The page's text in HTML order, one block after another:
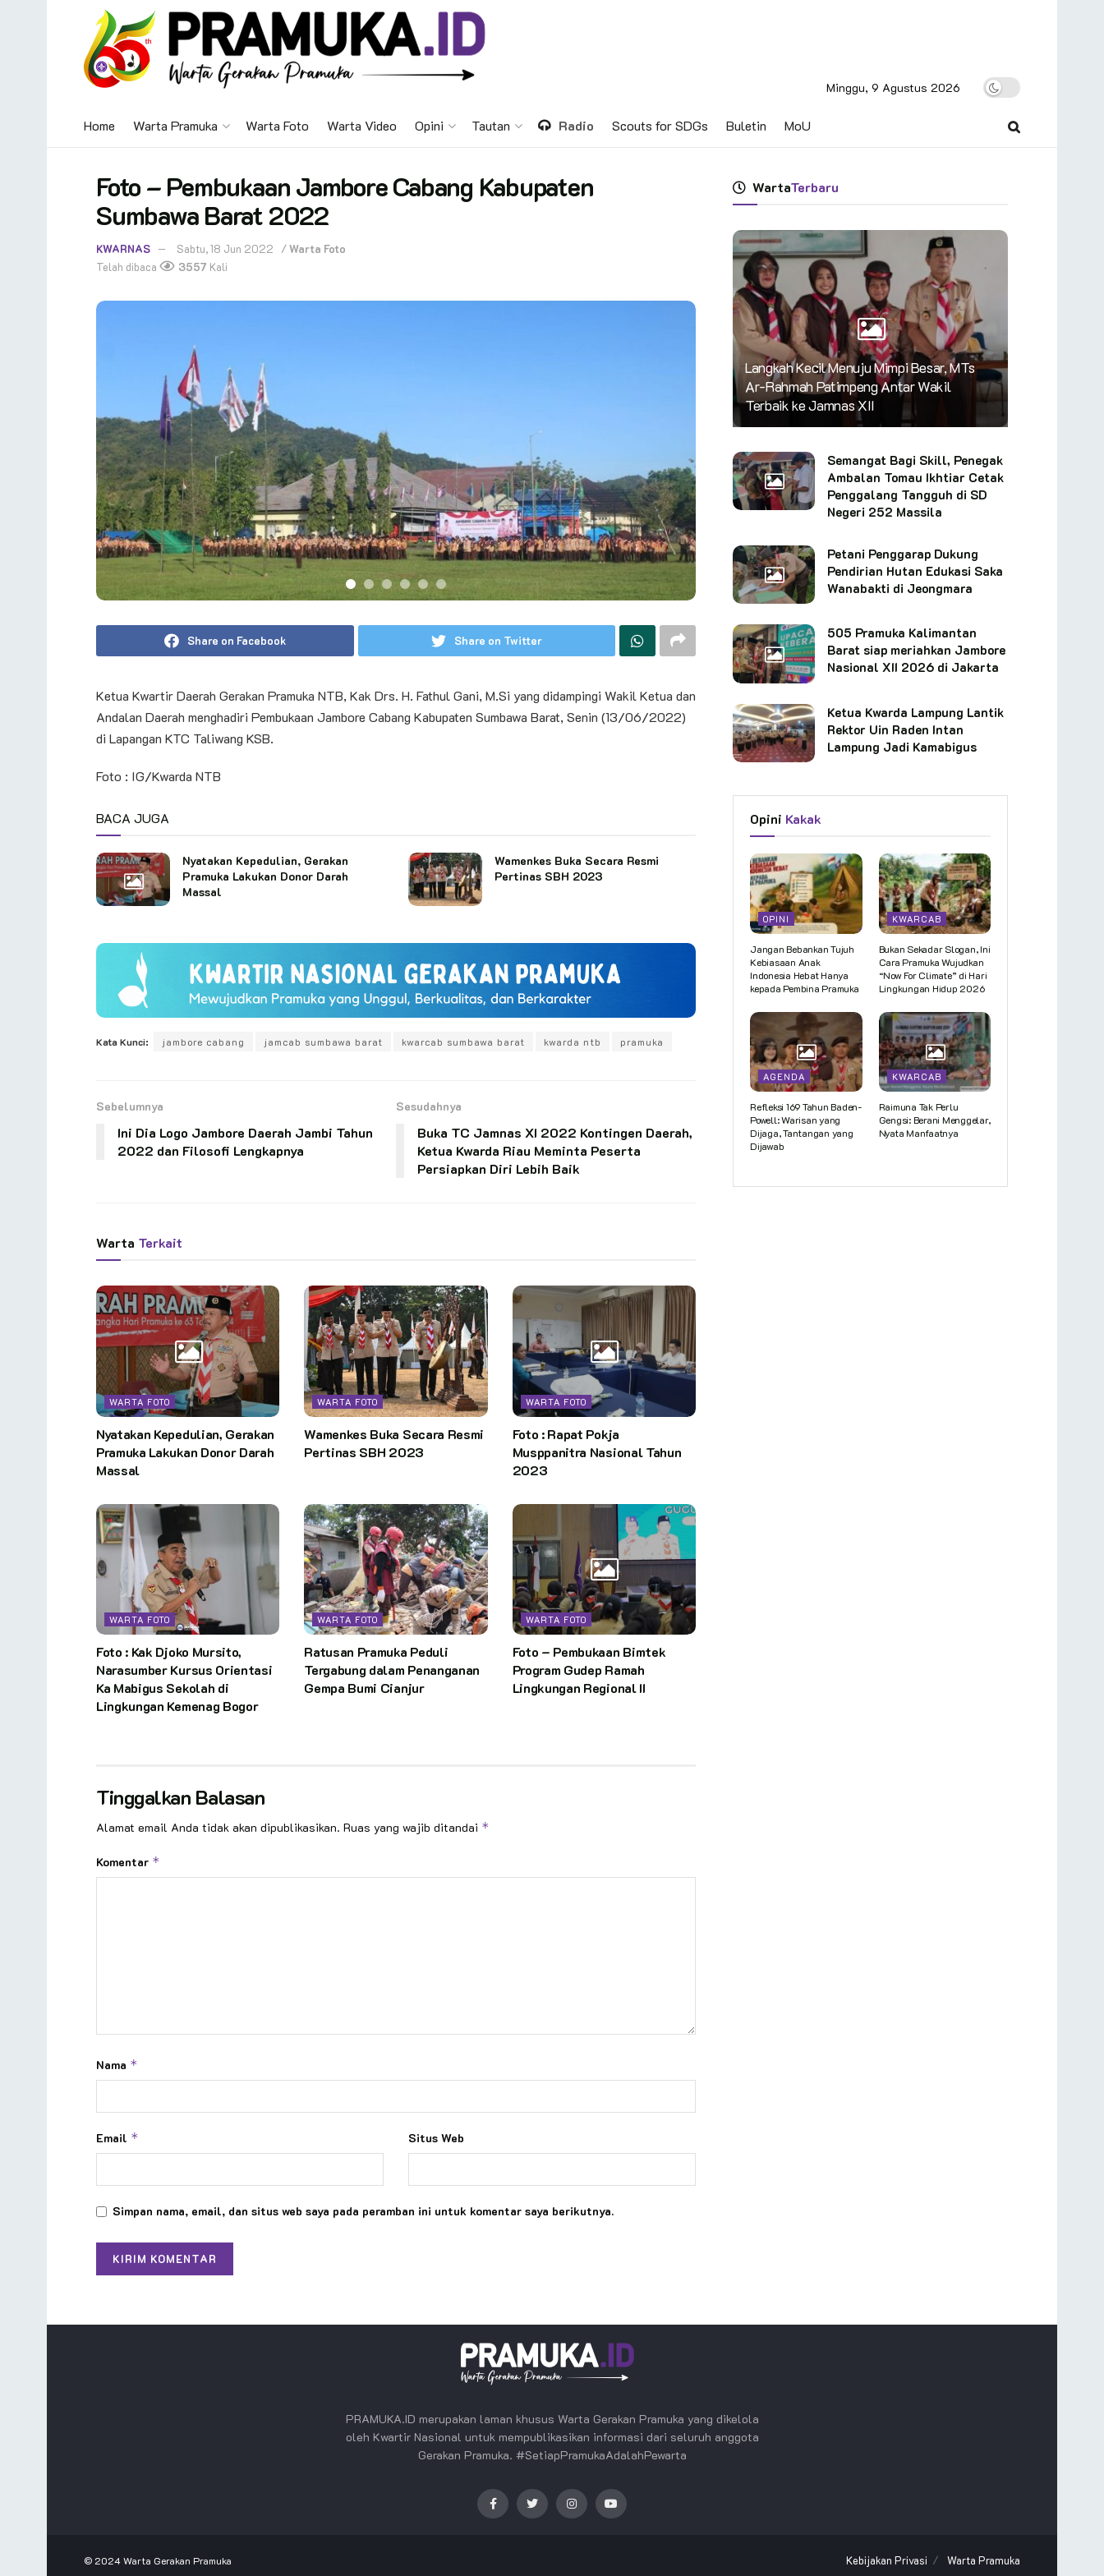
Minggu, 9 Agustus 2026
Home Warta Pramuka Warta Foto Warta Video Opini Tautan Radio Scouts for SDGs Buletin MoU
Foto – Pembukaan Jambore Cabang Kabupaten
Sumbawa Barat 2022
KWARNAS Sabtu, 18 Jun 2022 /Warta Foto
Telah dibaca
3557 Kali
Share on Facebook Share on Twitter
Ketua Kwartir Daerah Gerakan Pramuka NTB, Kak Drs. H. Fathul Gani, M.Si yang didampingi Wakil Ketua dan
Andalan Daerah menghadiri Pembukaan Jambore Cabang Kabupaten Sumbawa Barat, Senin (13/06/2022)
di Lapangan KTC Taliwang KSB.
Foto : IG/Kwarda NTB
BACA JUGA
Nyatakan Kepedulian, Gerakan
Pramuka Lakukan Donor Darah
Massal
Wamenkes Buka Secara Resmi
Pertinas SBH 2023
Kata Kunci: jambore cabang jamcab sumbawa barat kwarcab sumbawa barat kwarda ntb pramuka
Sebelumnya
Ini Dia Logo Jambore Daerah Jambi Tahun
2022 dan Filosofi Lengkapnya
Sesudahnya
Buka TC Jamnas XI 2022 Kontingen Daerah,
Ketua Kwarda Riau Meminta Peserta
Persiapkan Diri Lebih Baik
Warta Terkait
WARTA FOTO
Nyatakan Kepedulian, Gerakan
Pramuka Lakukan Donor Darah
Massal
WARTA FOTO
Wamenkes Buka Secara Resmi
Pertinas SBH 2023
WARTA FOTO
Foto : Rapat Pokja
Musppanitra Nasional Tahun
2023
WARTA FOTO
Foto : Kak Djoko Mursito,
Narasumber Kursus Orientasi
Ka Mabigus Sekolah di
Lingkungan Kemenag Bogor
WARTA FOTO
Ratusan Pramuka Peduli
Tergabung dalam Penanganan
Gempa Bumi Cianjur
WARTA FOTO
Foto – Pembukaan Bimtek
Program Gudep Ramah
Lingkungan Regional II
Tinggalkan Balasan
Alamat email Anda tidak akan dipublikasikan. Ruas yang wajib ditandai *
Komentar *
Nama *
Email * Situs Web
Simpan nama, email, dan situs web saya pada peramban ini untuk komentar saya berikutnya.
WartaTerbaru
Langkah Kecil Menuju Mimpi Besar, MTs
Ar-Rahmah Patimpeng Antar Wakil
Terbaik ke Jamnas XII
Semangat Bagi Skill, Penegak
Ambalan Tomau Ikhtiar Cetak
Penggalang Tangguh di SD
Negeri 252 Massila
Petani Penggarap Dukung
Pendirian Hutan Edukasi Saka
Wanabakti di Jeongmara
505 Pramuka Kalimantan
Barat siap meriahkan Jambore
Nasional XII 2026 di Jakarta
Ketua Kwarda Lampung Lantik
Rektor Uin Raden Intan
Lampung Jadi Kamabigus
Opini Kakak
OPINI
Jangan Bebankan Tujuh
Kebiasaan Anak
Indonesia Hebat Hanya
kepada Pembina Pramuka
KWARCAB
Bukan Sekadar Slogan, Ini
Cara Pramuka Wujudkan
“Now For Climate” di Hari
Lingkungan Hidup 2026
AGENDA
Refleksi 169 Tahun Baden-
Powell: Warisan yang
Dijaga, Tantangan yang
Dijawab
KWARCAB
Raimuna Tak Perlu
Gengsi: Berani Menggelar,
Nyata Manfaatnya
PRAMUKA.ID merupakan laman khusus Warta Gerakan Pramuka yang dikelola
oleh Kwartir Nasional untuk mempublikasikan informasi dari seluruh anggota
Gerakan Pramuka. #SetiapPramukaAdalahPewarta
Kebijakan Privasi Warta Pramuka
© 2024Warta Gerakan Pramuka